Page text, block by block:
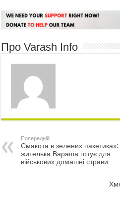
Про Varash Info
Попередній
Смакота в зелених пакетиках:
жителька Вараша готує для
військових домашні страви